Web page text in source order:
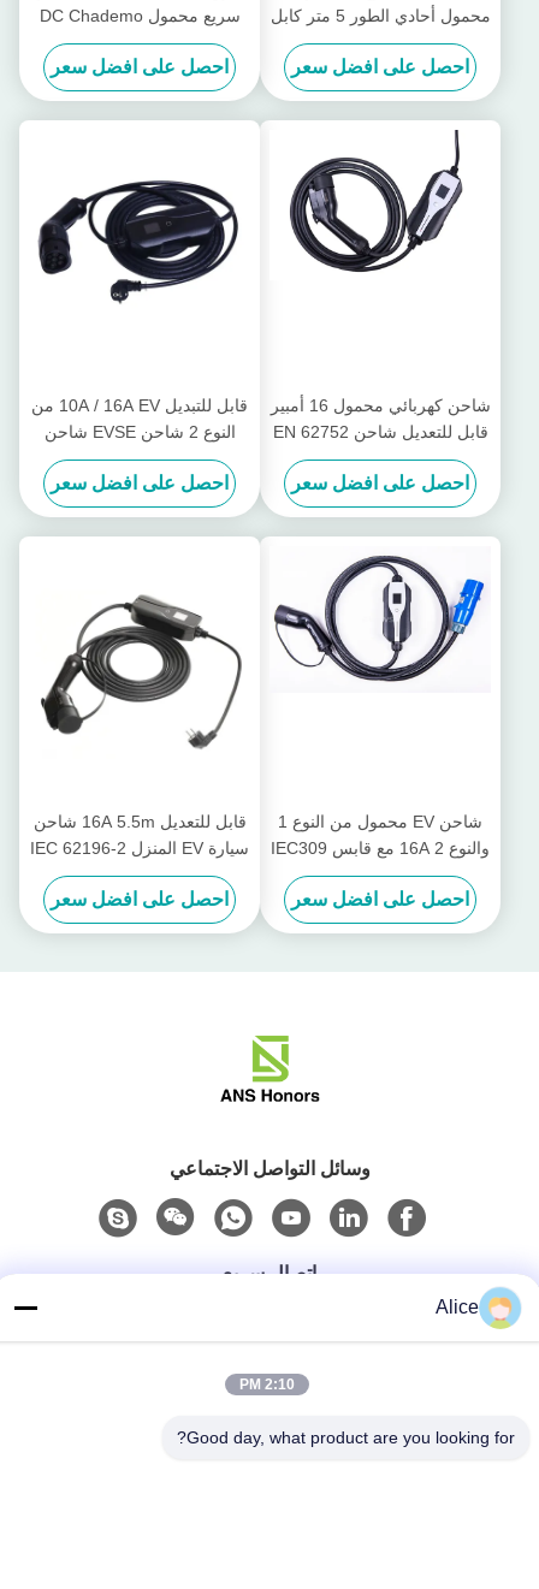
محمول أحادي الطور 5 متر كابل
احصل على افضل سعر
سريع محمول DC Chademo
شاحن
احصل على افضل سعر
شاحن كهربائي محمول 16 أمبير
قابل للتعديل شاحن EN 62752
EV سريع
احصل على افضل سعر
قابل للتبديل 10A / 16A EV من
النوع 2 شاحن EVSE شاحن
السيارة الكهربائية للسيارة
احصل على افضل سعر
شاحن EV محمول من النوع 1
والنوع 2 16A مع قابس IEC309
CEE
احصل على افضل سعر
قابل للتعديل 16A 5.5m شاحن
سيارة EV المنزل IEC 62196-2
Type2 Plug
احصل على افضل سعر
وسائل التواصل الاجتماعي
اتصال سريع
هاتف
info@cn-ans.com
Alice
2:10 PM
Good day, what product are you looking for?